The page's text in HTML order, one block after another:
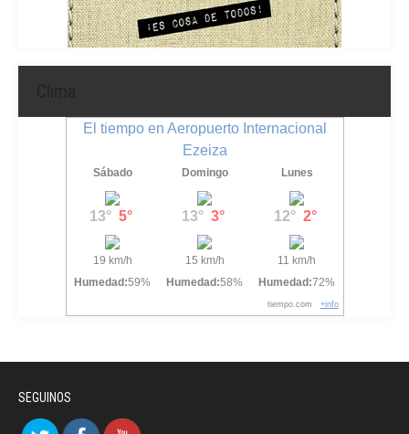
El tiempo en Aeropuerto Internacional
Ezeiza
Sábado
13° 5°
19 km/h
Humedad:59%
Domingo
13° 3°
15 km/h
Humedad:58%
Lunes
12° 2°
11 km/h
Humedad:72%
tiempo.com +info
SEGUINOS